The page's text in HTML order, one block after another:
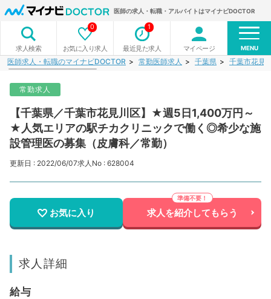
医師の求人・転職・アルバイトはマイナビDOCTOR
求人検索 お気に入り求人
0
最近見た求人
1
マイページ MENU
医師求人・転職のマイナビDOCTOR 常勤医師求人 千葉県 千葉市花見
常勤求人
【千葉県／千葉市花見川区】★週5日1,400万円～
★人気エリアの駅チカクリニックで働く◎希少な施
設管理医の募集（皮膚科／常勤）
更新日 : 2022/06/07求人No : 628004
お気に入り 求人を紹介してもらう
求人詳細
給与